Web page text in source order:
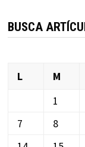
BUSCA
L
M
1
7
8